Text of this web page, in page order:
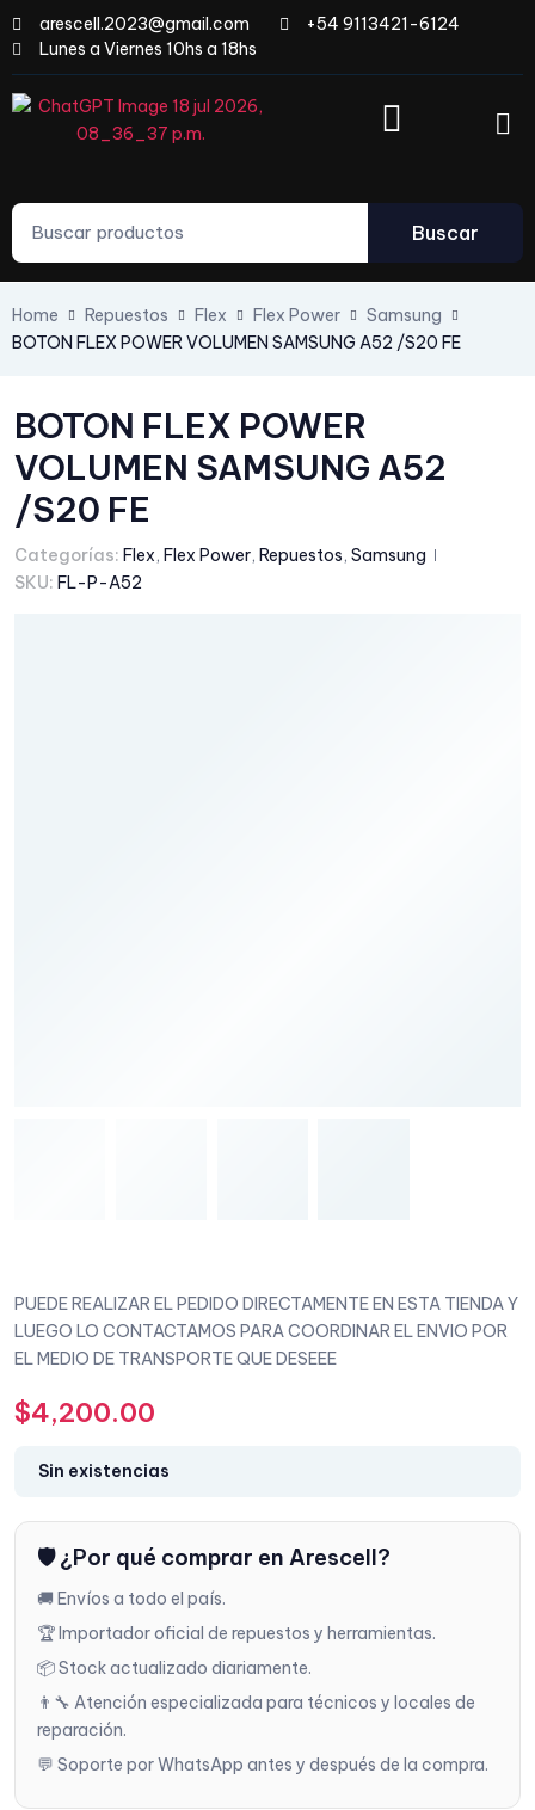
arescell.2023@gmail.com
+54 9113421-6124
Lunes a Viernes 10hs a 18hs
Buscar
Home Repuestos Flex Flex Power
Samsung
BOTON FLEX POWER VOLUMEN SAMSUNG A52 /S20 FE
BOTON FLEX POWER
VOLUMEN SAMSUNG A52
/S20 FE
Categorías: Flex, Flex Power, Repuestos, Samsung
SKU: FL-P-A52
PUEDE REALIZAR EL PEDIDO DIRECTAMENTE EN ESTA TIENDA Y
LUEGO LO CONTACTAMOS PARA COORDINAR EL ENVIO POR
EL MEDIO DE TRANSPORTE QUE DESEEE
$4,200.00
Sin existencias
🛡️ ¿Por qué comprar en Arescell?
🚚 Envíos a todo el país.
🏆 Importador oficial de repuestos y herramientas.
📦 Stock actualizado diariamente.
👨‍🔧 Atención especializada para técnicos y locales de
reparación.
💬 Soporte por WhatsApp antes y después de la compra.